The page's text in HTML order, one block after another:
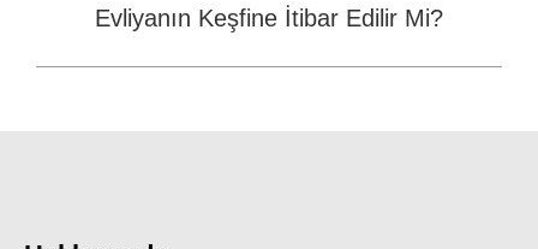
Next
Evliyanın Keşfine İtibar Edilir Mi?